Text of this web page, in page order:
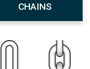
CHAINS